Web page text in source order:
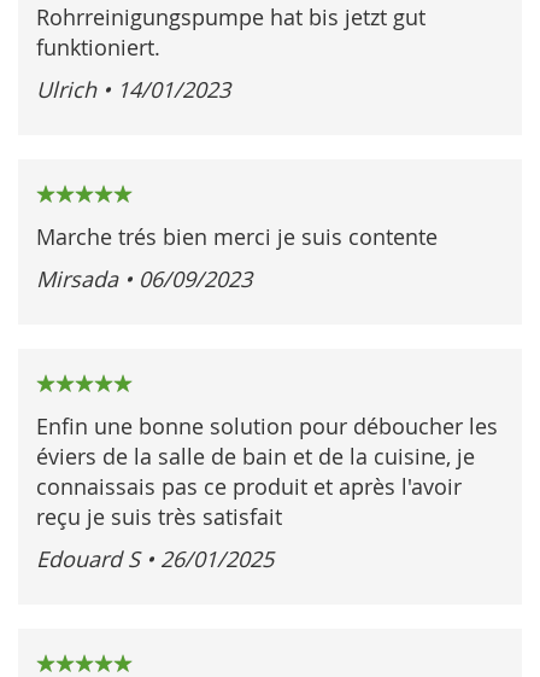
Rohrreinigungspumpe hat bis jetzt gut
funktioniert.
Ulrich • 14/01/2023
100%
Marche trés bien merci je suis contente
Mirsada • 06/09/2023
100%
Enfin une bonne solution pour déboucher les
éviers de la salle de bain et de la cuisine, je
connaissais pas ce produit et après l'avoir
reçu je suis très satisfait
Edouard S • 26/01/2025